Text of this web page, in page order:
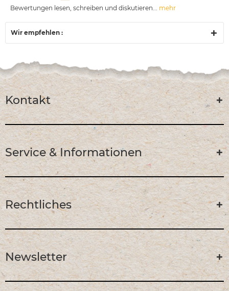
Bewertungen lesen, schreiben und diskutieren... mehr
Wir empfehlen :
Kontakt
Service & Informationen
Rechtliches
Newsletter